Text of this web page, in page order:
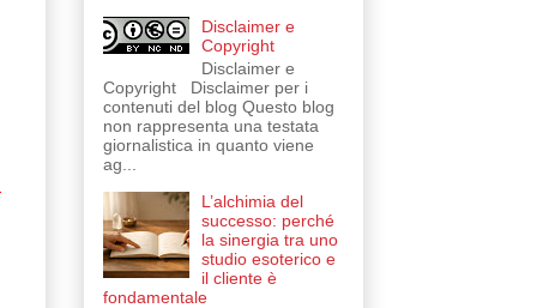
Disclaimer e
Copyright
Disclaimer e
Copyright Disclaimer per i
contenuti del blog Questo blog
non rappresenta una testata
giornalistica in quanto viene
ag...
L’alchimia del
successo: perché
la sinergia tra uno
studio esoterico e
il cliente è
fondamentale